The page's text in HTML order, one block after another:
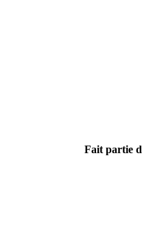
Fait partie